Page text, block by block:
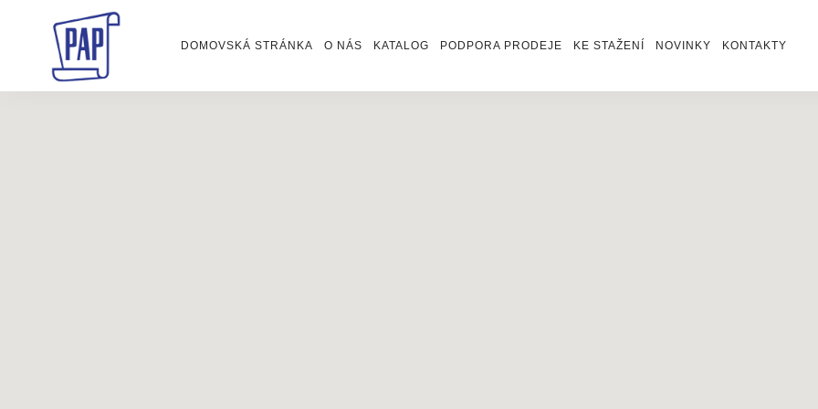
DOMOVSKÁ STRÁNKA O NÁS KATALOG PODPORA PRODEJE KE STAŽENÍ NOVINKY KONTAKTY